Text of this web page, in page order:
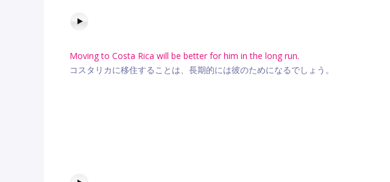
Moving to Costa Rica will be better for him in the long run.
コスタリカに移住することは、長期的には彼のためになるでしょう。